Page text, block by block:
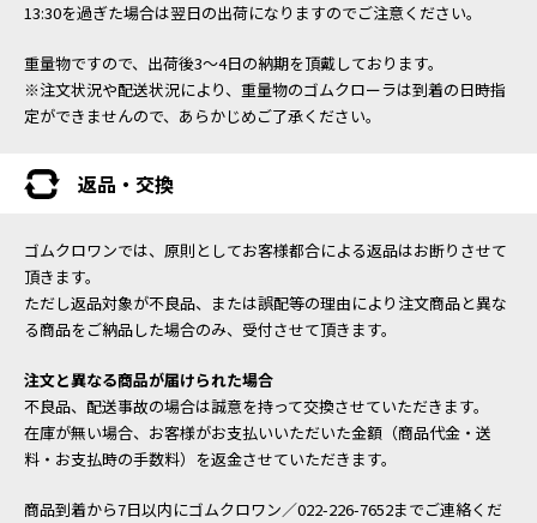
13:30を過ぎた場合は翌日の出荷になりますのでご注意ください。
重量物ですので、出荷後3～4日の納期を頂戴しております。
※注文状況や配送状況により、重量物のゴムクローラは到着の日時指
定ができませんので、あらかじめご了承ください。
返品・交換
ゴムクロワンでは、原則としてお客様都合による返品はお断りさせて
頂きます。
ただし返品対象が不良品、または誤配等の理由により注文商品と異な
る商品をご納品した場合のみ、受付させて頂きます。
注文と異なる商品が届けられた場合
不良品、配送事故の場合は誠意を持って交換させていただきます。
在庫が無い場合、お客様がお支払いいただいた金額（商品代金・送
料・お支払時の手数料）を返金させていただきます。
商品到着から7日以内にゴムクロワン／022-226-7652までご連絡くだ